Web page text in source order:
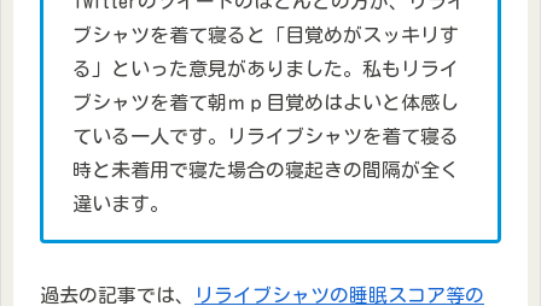
ブシャツを着て寝ると「目覚めがスッキリす
る」といった意見がありました。私もリライ
ブシャツを着て朝ｍｐ目覚めはよいと体感し
ている一人です。リライブシャツを着て寝る
時と未着用で寝た場合の寝起きの間隔が全く
違います。
過去の記事では、
リライブシャツの睡眠スコア等の